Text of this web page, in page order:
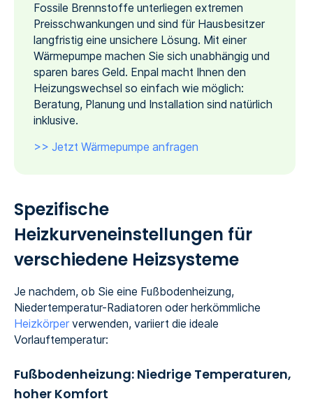
Fossile Brennstoffe unterliegen extremen
Preisschwankungen und sind für Hausbesitzer
langfristig eine unsichere Lösung. Mit einer
Wärmepumpe machen Sie sich unabhängig und
sparen bares Geld. Enpal macht Ihnen den
Heizungswechsel so einfach wie möglich:
Beratung, Planung und Installation sind natürlich
inklusive.
>> Jetzt Wärmepumpe anfragen
Spezifische
Heizkurveneinstellungen für
verschiedene Heizsysteme
Je nachdem, ob Sie eine Fußbodenheizung,
Niedertemperatur-Radiatoren oder herkömmliche
Heizkörperverwenden, variiert die ideale
Vorlauftemperatur:
Fußbodenheizung: Niedrige Temperaturen,
hoher Komfort